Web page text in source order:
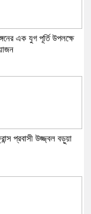
এক যুগ পূর্তি উপলক্ষে
প্রবাসী উজ্জ্বল বড়ুয়া